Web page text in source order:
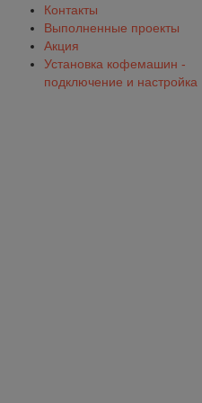
Контакты
Выполненные проекты
Акция
Установка кофемашин -
подключение и настройка